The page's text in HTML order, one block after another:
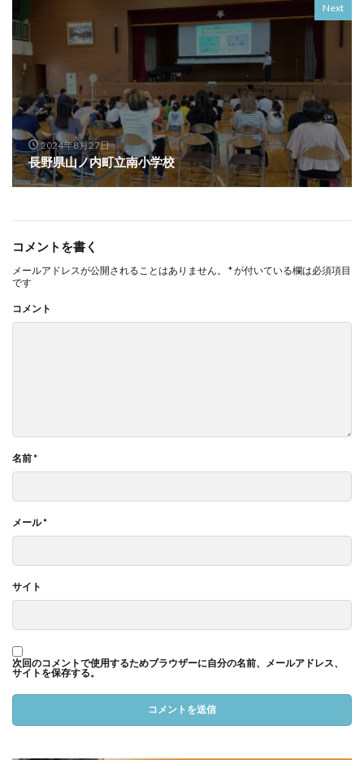
Next
2024年8月27日
長野県山ノ内町立南小学校
コメントを書く
メールアドレスが公開されることはありません。 *が付いている欄は必須項目
です
コメント
名前*
メール*
サイト
次回のコメントで使用するためブラウザーに自分の名前、メールアドレス、
サイトを保存する。